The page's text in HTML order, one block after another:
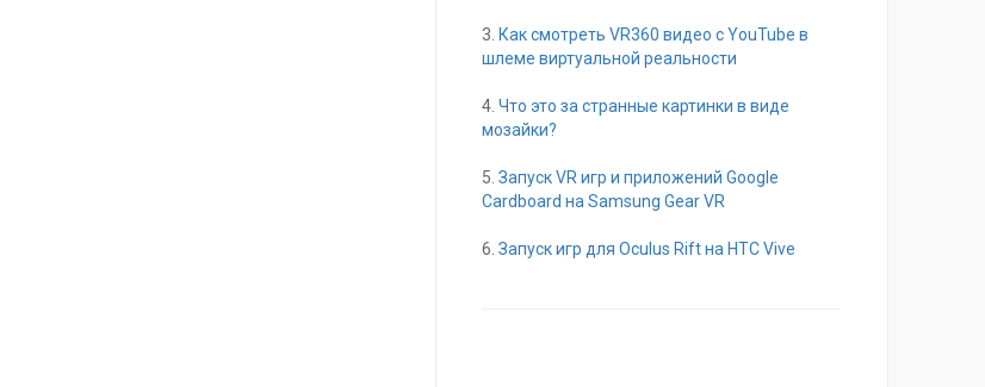
3. Как смотреть VR360 видео с YouTube в
шлеме виртуальной реальности
4. Что это за странные картинки в виде
мозайки?
5. Запуск VR игр и приложений Google
Cardboard на Samsung Gear VR
6. Запуск игр для Oculus Rift на HTC Vive